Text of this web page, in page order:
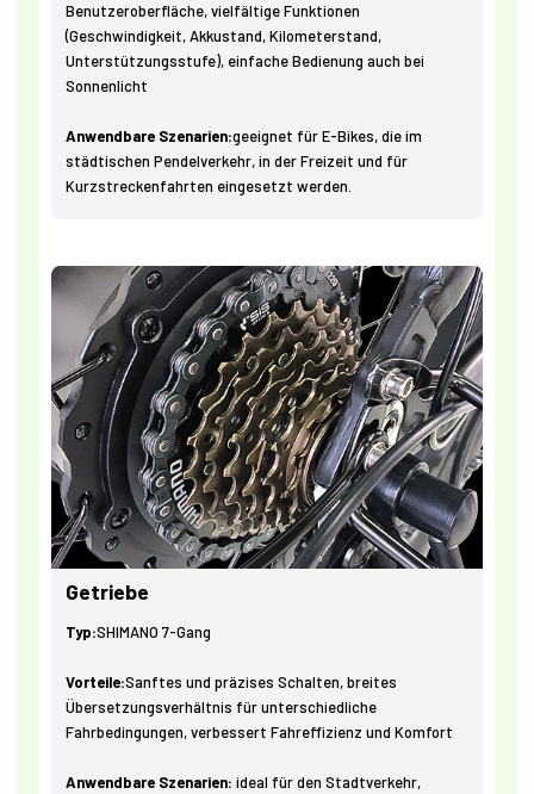
Benutzeroberfläche, vielfältige Funktionen
(Geschwindigkeit, Akkustand, Kilometerstand,
Unterstützungsstufe), einfache Bedienung auch bei
Sonnenlicht
Anwendbare Szenarien:geeignet für E-Bikes, die im
städtischen Pendelverkehr, in der Freizeit und für
Kurzstreckenfahrten eingesetzt werden.
Getriebe
Typ:SHIMANO 7-Gang
Vorteile:Sanftes und präzises Schalten, breites
Übersetzungsverhältnis für unterschiedliche
Fahrbedingungen, verbessert Fahreffizienz und Komfort
Anwendbare Szenarien:ideal für den Stadtverkehr,